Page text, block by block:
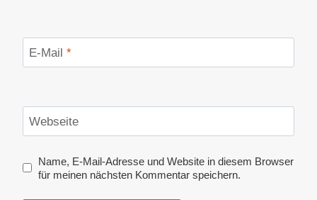
E-Mail *
Webseite
Name, E-Mail-Adresse und Website in diesem Browser
für meinen nächsten Kommentar speichern.